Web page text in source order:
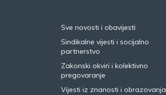
Sve novosti i obavijesti
Sindikalne vijesti i socijalno
partnerstvo
Zakonski okviri i kolektivno
pregovaranje
Vijesti iz znanosti i obrazovanja